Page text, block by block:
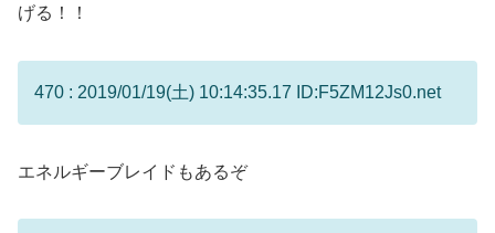
げる！！
470 : 2019/01/19(土) 10:14:35.17 ID:F5ZM12Js0.net
エネルギーブレイドもあるぞ